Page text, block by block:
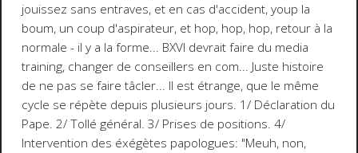
jouissez sans entraves, et en cas d'accident, youp la
boum, un coup d'aspirateur, et hop, hop, hop, retour à la
normale - il y a la forme... BXVI devrait faire du media
training, changer de conseillers en com... Juste histoire
de ne pas se faire tâcler... Il est étrange, que le même
cycle se répète depuis plusieurs jours. 1/ Déclaration du
Pape. 2/ Tollé général. 3/ Prises de positions. 4/
Intervention des éxégètes papologues: "Meuh, non,